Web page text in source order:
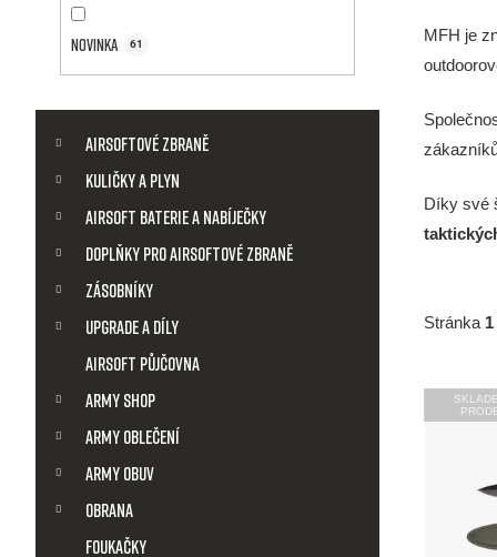
Novinka 61
kategorieAirsoftové zbraně
Kuličky a plyn
Airsoft baterie a nabíječky
Doplňky pro airsoftové zbraně
Zásobníky
Upgrade a díly
Airsoft půjčovna
Army shop
Army Oblečení
Army obuv
Obrana
Foukačky
MFH je
Díky své
Stránka 1
V